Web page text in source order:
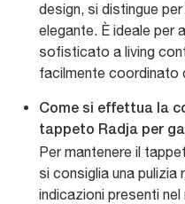
design, si distingue
elegante. È ideale per
sofisticato a living
facilmente coordinato
Come si effettua la
tappeto Radja per
Per mantenere il
si consiglia una pulizia
indicazioni presenti